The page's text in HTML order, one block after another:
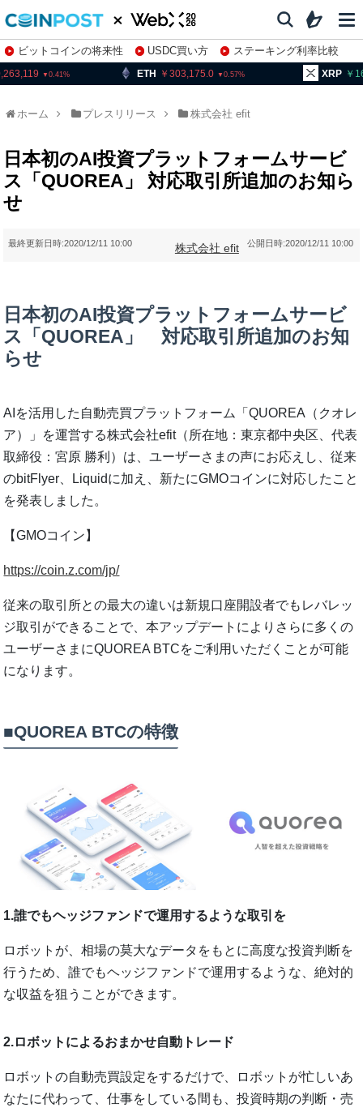
ビットコインの将来性 USDC買い方
ステーキング利率比較
株特集・関連銘柄 303,175.0 0.57 163.94 0.12
ホーム プレスリリース 株式会社 efit
日本初のAI投資プラットフォームサービ
ス「QUOREA」 対応取引所追加のお知ら
せ
公開日時:2020/12/11 10:00
最終更新日時:2020/12/11 10:00 株式会社 efit
日本初のAI投資プラットフォームサービ
ス「QUOREA」 対応取引所追加のお知
らせ
AIを活用した自動売買プラットフォーム「QUOREA（クオレ
ア）」を運営する株式会社efit（所在地：東京都中央区、代表
取締役：宮原 勝利）は、ユーザーさまの声にお応えし、従来
のbitFlyer、Liquidに加え、新たにGMOコインに対応したこと
を発表しました。
【GMOコイン】
https://coin.z.com/jp/
従来の取引所との最大の違いは新規口座開設者でもレバレッ
ジ取引ができることで、本アップデートによりさらに多くの
ユーザーさまにQUOREA BTCをご利用いただくことが可能
になります。
■QUOREA BTCの特徴
1.誰でもヘッジファンドで運用するような取引を
ロボットが、相場の莫大なデータをもとに高度な投資判断を
行うため、誰でもヘッジファンドで運用するような、絶対的
な収益を狙うことができます。
2.ロボットによるおまかせ自動トレード
ロボットの自動売買設定をするだけで、ロボットが忙しいあ
なたに代わって、仕事をしている間も、投資時期の判断・売